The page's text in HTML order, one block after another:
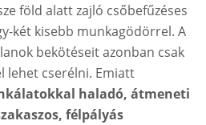
föld alatt zajló csőbefűzéses
két kisebb munkagödörrel. A
bekötéseit azonban csak
lehet cserélni. Emiatt
haladó, átmeneti
félpályás